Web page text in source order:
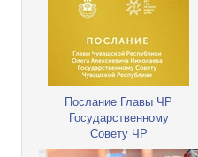
Послание Главы ЧР
Государственному
Совету ЧР